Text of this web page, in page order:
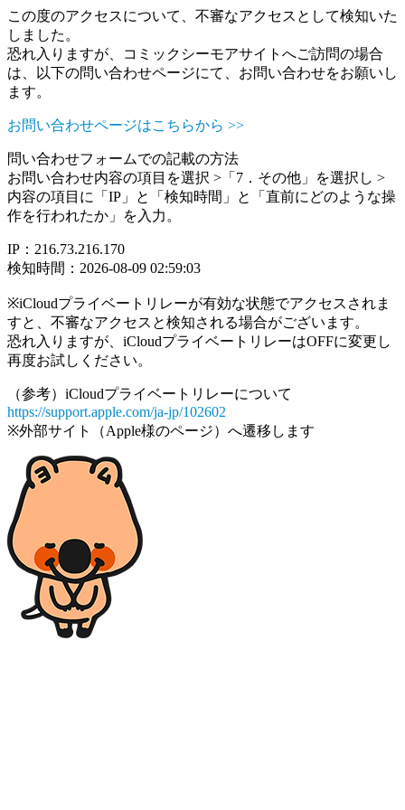
この度のアクセスについて、不審なアクセスとして検知いた
しました。
恐れ入りますが、コミックシーモアサイトへご訪問の場合
は、以下の問い合わせページにて、お問い合わせをお願いし
ます。
お問い合わせページはこちらから >>
問い合わせフォームでの記載の方法
お問い合わせ内容の項目を選択 >「7．その他」を選択し >
内容の項目に「IP」と「検知時間」と「直前にどのような操
作を行われたか」を入力。
IP：216.73.216.170
検知時間：2026-08-09 02:59:03
※iCloudプライベートリレーが有効な状態でアクセスされま
すと、不審なアクセスと検知される場合がございます。
恐れ入りますが、iCloudプライベートリレーはOFFに変更し
再度お試しください。
（参考）iCloudプライベートリレーについて
https://support.apple.com/ja-jp/102602
※外部サイト（Apple様のページ）へ遷移します